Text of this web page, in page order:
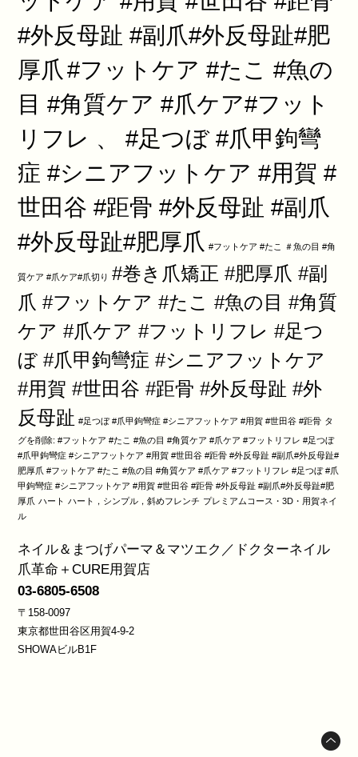
#外反母趾 #副爪#外反母趾#肥
厚爪 #フットケア #たこ #魚の
目 #角質ケア #爪ケア#フット
リフレ 、 #足つぼ #爪甲鉤彎
症 #シニアフットケア #用賀 #
世田谷 #距骨 #外反母趾 #副爪
#外反母趾#肥厚爪 #フットケア #たこ ＃魚の目 #角
質ケア #爪ケア#爪切り #巻き爪矯正 #肥厚爪 #副
爪 #フットケア #たこ #魚の目 #角質
ケア #爪ケア #フットリフレ #足つ
ぼ #爪甲鉤彎症 #シニアフットケア
#用賀 #世田谷 #距骨 #外反母趾 #外
反母趾 #足つぼ #爪甲鉤彎症 #シニアフットケア #用賀 #世田谷 #距骨 タ
グを削除: #フットケア #たこ #魚の目 #角質ケア #爪ケア #フットリフレ #足つぼ
#爪甲鉤彎症 #シニアフットケア #用賀 #世田谷 #距骨 #外反母趾 #副爪#外反母趾#
肥厚爪 #フットケア #たこ #魚の目 #角質ケア #爪ケア #フットリフレ #足つぼ #爪
甲鉤彎症 #シニアフットケア #用賀 #世田谷 #距骨 #外反母趾 #副爪#外反母趾#肥
厚爪 ハート ハート，シンプル，斜めフレンチ プレミアムコース・3D・用賀ネイ
ル
ネイル＆まつげパーマ＆マツエク／ドクターネイル
爪革命＋CURE用賀店
03-6805-6508
〒158-0097
東京都世田谷区用賀4-9-2
SHOWAビルB1F